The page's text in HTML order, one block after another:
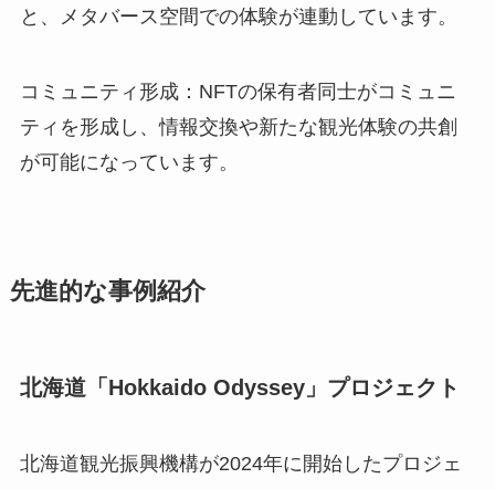
と、メタバース空間での体験が連動しています。
コミュニティ形成：NFTの保有者同士がコミュニ
ティを形成し、情報交換や新たな観光体験の共創
が可能になっています。
先進的な事例紹介
北海道「Hokkaido Odyssey」プロジェクト
北海道観光振興機構が2024年に開始したプロジェ